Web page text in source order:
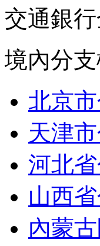
交通銀
境內分
北京
天津
河北
山西
內蒙